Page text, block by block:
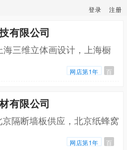
登录 注册
有限公司
海三维立体画设计，上海橱
网店第1年 百
有限公司
隔断墙板供应，北京纸蜂窝
网店第1年 百